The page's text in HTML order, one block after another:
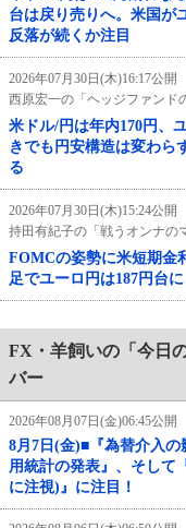
台は戻り売りへ。米国が
反落が続くか注目
2026年07月30日(木)16:17公開
西原宏一の「ヘッジファンド
米ドル/円は年内170円、
きでも円安構造は変わら
る
2026年07月30日(木)15:24公開
持田有紀子の「戦うオンナの
FOMCの姿勢に米短期金
足でユーロ円は187円台に
FX・羊飼いの「今日
バー
2026年08月07日(金)06:45公開
8月7日(金)■『為替介入
用統計の発表』、そして
に注視)』に注目！